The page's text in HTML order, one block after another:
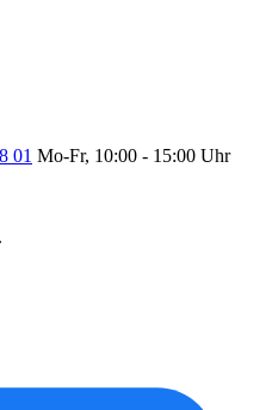
01 Mo-Fr, 10:00 - 15:00 Uhr